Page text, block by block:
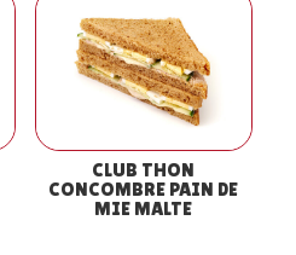
CLUB THON
CONCOMBRE PAIN DE
MIE MALTE